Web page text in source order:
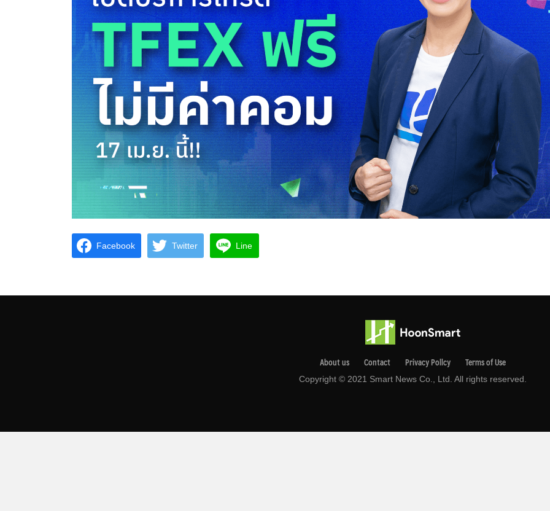
Facebook Twitter Line
About us Contact Privacy Pollcy Terms of Use
Copyright © 2021 Smart News Co., Ltd. All rights reserved.